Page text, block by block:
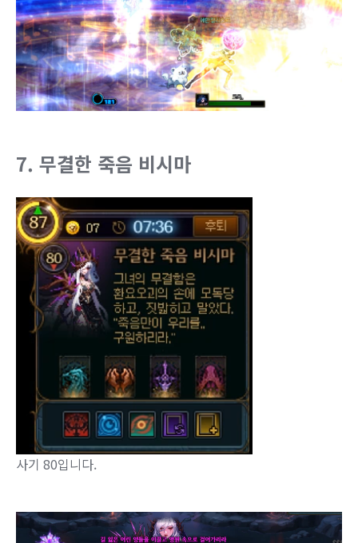
7. 무결한 죽음 비시마
사기 80입니다.